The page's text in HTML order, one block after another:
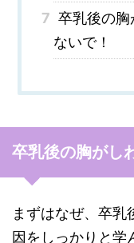
7 卒乳後の
ないで！
卒乳後の胸がし
まずはなぜ、卒乳
因をしっかりと学